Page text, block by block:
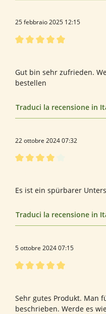
25 febbraio 2025 12:15
Gut bin sehr zufrieden.
bestellen
Traduci la recensione in
22 ottobre 2024 07:32
Es ist ein spürbarer
Traduci la recensione in
5 ottobre 2024 07:15
Sehr gutes Produkt. Man
beschrieben. Werde es